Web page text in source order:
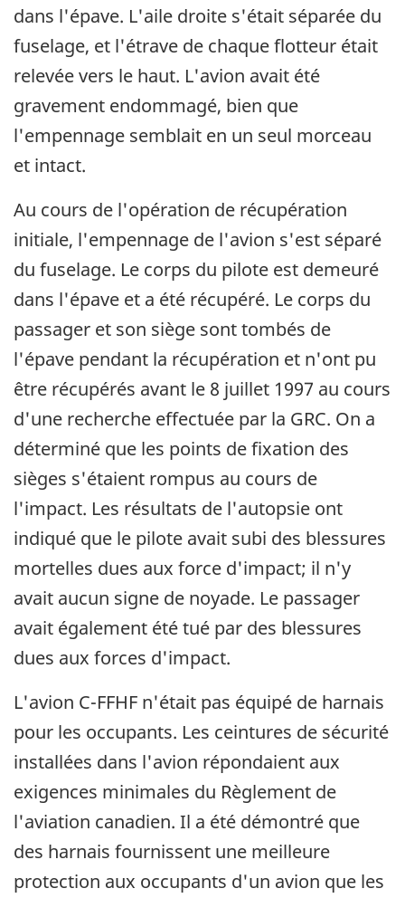
dans l'épave. L'aile droite s'était séparée du
fuselage, et l'étrave de chaque flotteur était
relevée vers le haut. L'avion avait été
gravement endommagé, bien que
l'empennage semblait en un seul morceau
et intact.
Au cours de l'opération de récupération
initiale, l'empennage de l'avion s'est séparé
du fuselage. Le corps du pilote est demeuré
dans l'épave et a été récupéré. Le corps du
passager et son siège sont tombés de
l'épave pendant la récupération et n'ont pu
être récupérés avant le 8 juillet 1997 au cours
d'une recherche effectuée par la GRC. On a
déterminé que les points de fixation des
sièges s'étaient rompus au cours de
l'impact. Les résultats de l'autopsie ont
indiqué que le pilote avait subi des blessures
mortelles dues aux force d'impact; il n'y
avait aucun signe de noyade. Le passager
avait également été tué par des blessures
dues aux forces d'impact.
L'avion C-FFHF n'était pas équipé de harnais
pour les occupants. Les ceintures de sécurité
installées dans l'avion répondaient aux
exigences minimales du Règlement de
l'aviation canadien. Il a été démontré que
des harnais fournissent une meilleure
protection aux occupants d'un avion que les